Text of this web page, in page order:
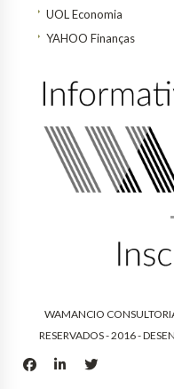
UOL Economia
YAHOO Finanças
WAMANCIO
RESERVADOS - 2016 -